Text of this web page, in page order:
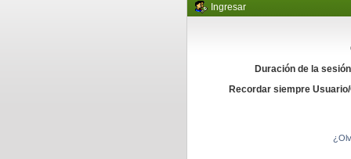
Ingresar
Duración de la
Recordar siempre